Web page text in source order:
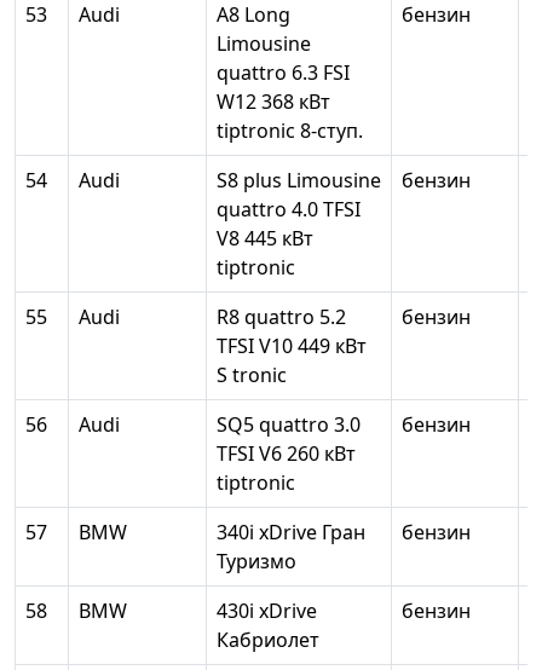
53 Audi
A8 Long
Limousine
quattro 6.3 FSI
W12 368 кВт
tiptronic 8-ступ.
бензин
54 Audi
S8 plus Limousine
quattro 4.0 TFSI
V8 445 кВт
tiptronic
бензин
55 Audi
R8 quattro 5.2
TFSI V10 449 кВт
S tronic
бензин
56 Audi
SQ5 quattro 3.0
TFSI V6 260 кВт
tiptronic
бензин
57 BMW
340i xDrive Гран
Туризмо
бензин
58 BMW
430i xDrive
Кабриолет
бензин